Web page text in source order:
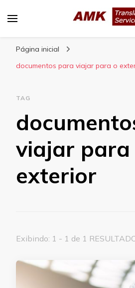
livre, tradução
consecutiva,
Página inicial
documentos para viajar para o
TAG
viajar para
exterior
Exibindo: 1 - 1 de 1